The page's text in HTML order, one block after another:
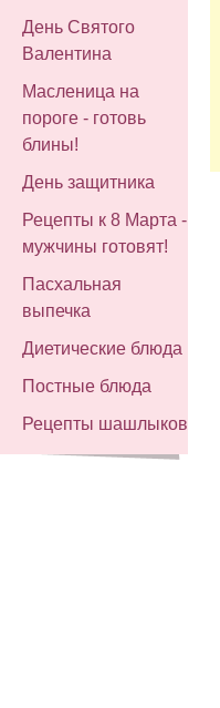
День Святого
Валентина
Масленица на
пороге - готовь
блины!
День защитника
Рецепты к 8 Марта -
мужчины готовят!
Пасхальная
выпечка
Диетические блюда
Постные блюда
Рецепты шашлыков